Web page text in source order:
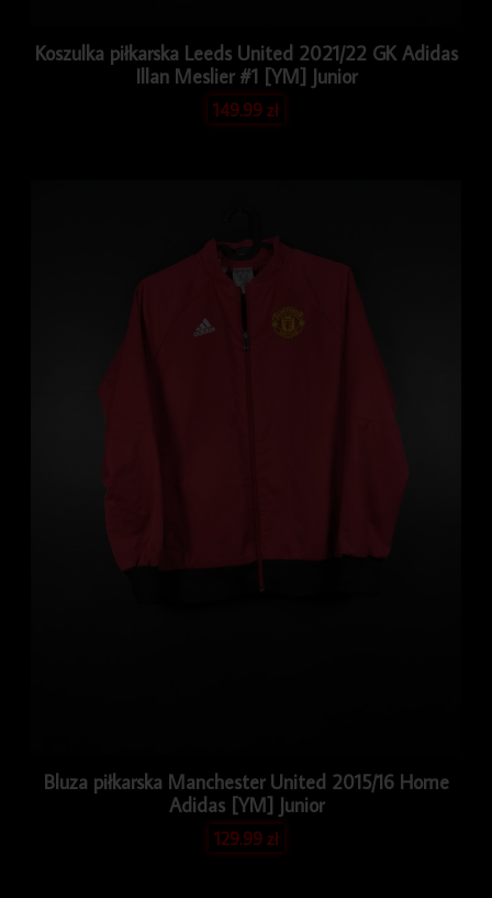
Koszulka piłkarska Leeds United 2021/22 GK Adidas
Illan Meslier #1 [YM] Junior
149.99zł
Bluza piłkarska Manchester United 2015/16 Home
Adidas [YM] Junior
129.99zł